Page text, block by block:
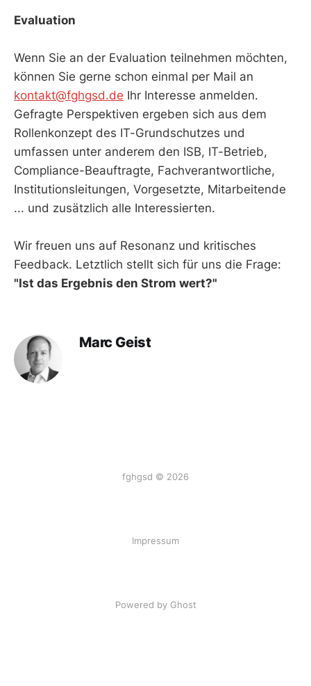
Evaluation
Wenn Sie an der Evaluation teilnehmen möchten,
können Sie gerne schon einmal per Mail an
kontakt@fghgsd.de Ihr Interesse anmelden.
Gefragte Perspektiven ergeben sich aus dem
Rollenkonzept des IT-Grundschutzes und
umfassen unter anderem den ISB, IT-Betrieb,
Compliance-Beauftragte, Fachverantwortliche,
Institutionsleitungen, Vorgesetzte, Mitarbeitende
... und zusätzlich alle Interessierten.
Wir freuen uns auf Resonanz und kritisches
Feedback. Letztlich stellt sich für uns die Frage:
"Ist das Ergebnis den Strom wert?"
Marc Geist
fghgsd © 2026
Impressum
Powered by Ghost